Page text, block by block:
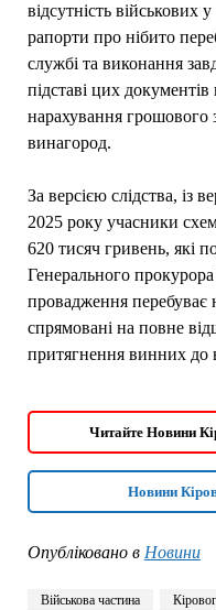
відсутність військових
рапорти про нібито
службі та виконання
підставі цих
нарахування грошового
винагород.
За версією слідства, із
2025 року учасники
620 тисяч гривень, які
Генерального
провадження перебуває
спрямовані на повне
притягнення винних до
Читайте Новини
Новини
Опубліковано в Новини
Військова частина